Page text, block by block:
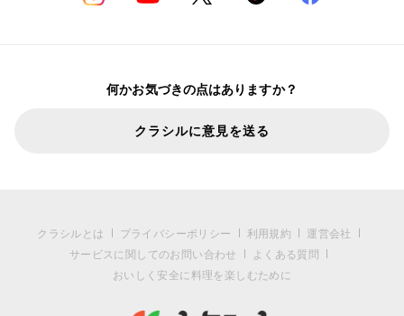
何かお気づきの点はありますか？
クラシルに意見を送る
クラシルとは プライバシーポリシー 利用規約
運営会社
サービスに関してのお問い合わせ
よくある質問
おいしく安全に料理を楽しむために